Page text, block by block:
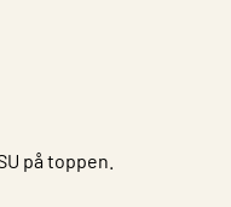
på toppen.